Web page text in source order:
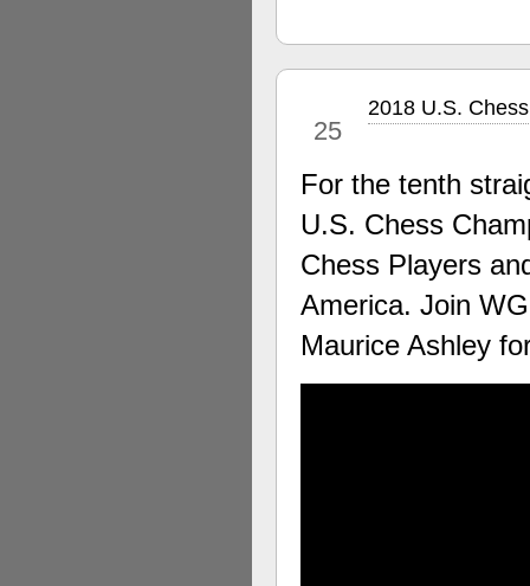
25
2018 U.S.
For the tenth
U.S. Chess
Chess Players
America. Join
Maurice Ashley